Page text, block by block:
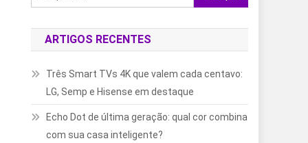
por:
ARTIGOS RECENTES
Três Smart TVs 4K que valem cada centavo:
LG, Semp e Hisense em destaque
Echo Dot de última geração: qual cor combina
com sua casa inteligente?